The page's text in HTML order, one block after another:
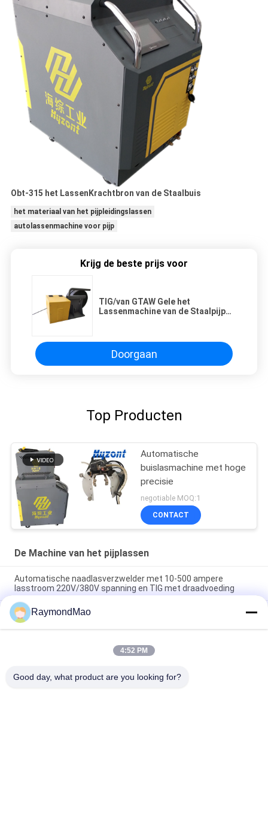
Obt-315 het LassenKrachtbron van de Staalbuis
het materiaal van het pijpleidingslassen
autolassenmachine voor pijp
Krijg de beste prijs voor
TIG/van GTAW Gele het
Lassenmachine van de Staalpijp
Doorgaan
Top Producten
Automatische
buislasmachine met hoge
precisie
negotiable MOQ:1
CONTACT
De Machine van het pijplassen
Automatische naadlasverzwelder met 10-500 ampere
lasstroom 220V/380V spanning en TIG met draadvoeding
Automatische naadlasser pijplasmachine met 220V/380V
spanning en 10-500Amp lasstroom voor TIG met
draadaanvoer
Pijplasmachine met TIG met draadaanvoer 10-500Amp
RaymondMao
4:52 PM
Good day, what product are you looking for?